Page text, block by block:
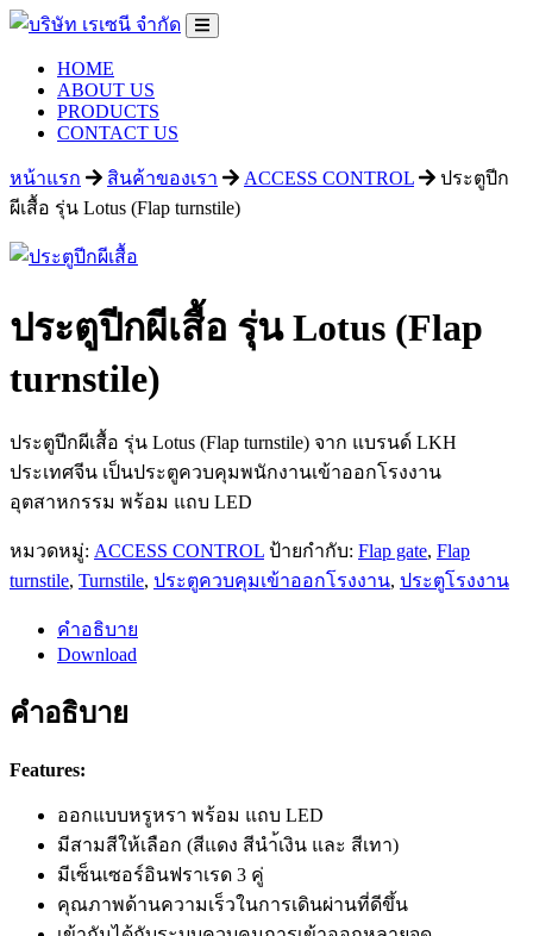
HOME
ABOUT US
PRODUCTS
CONTACT US
หน้าแรก สินค้าของเรา ACCESS CONTROL
ประตูปีก
ผีเสื้อ รุ่น Lotus (Flap turnstile)
ประตูปีกผีเสื้อ รุ่น Lotus (Flap
turnstile)
ประตูปีกผีเสื้อ รุ่น Lotus (Flap turnstile) จาก แบรนด์ LKH
ประเทศจีน เป็นประตูควบคุมพนักงานเข้าออกโรงงาน
อุตสาหกรรม พร้อม แถบ LED
หมวดหมู่: ACCESS CONTROL ป้ายกำกับ: Flap gate, Flap
turnstile, Turnstile, ประตูควบคุมเข้าออกโรงงาน, ประตูโรงงาน
คำอธิบาย
Download
คำอธิบาย
Features:
ออกแบบหรูหรา พร้อม แถบ LED
มีสามสีให้เลือก (สีแดง สีนำ้เงิน และ สีเทา)
มีเซ็นเซอร์อินฟราเรด 3 คู่
คุณภาพด้านความเร็วในการเดินผ่านที่ดีขึ้น